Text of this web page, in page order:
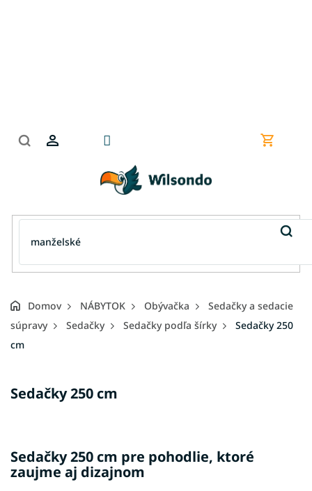
Domov NÁBYTOK Obývačka
Sedačky a sedacie
súpravy
Sedačky Sedačky podľa šírky
Sedačky 250
cm
Sedačky 250 cm
Sedačky 250 cm pre pohodlie, ktoré
zaujme aj dizajnom